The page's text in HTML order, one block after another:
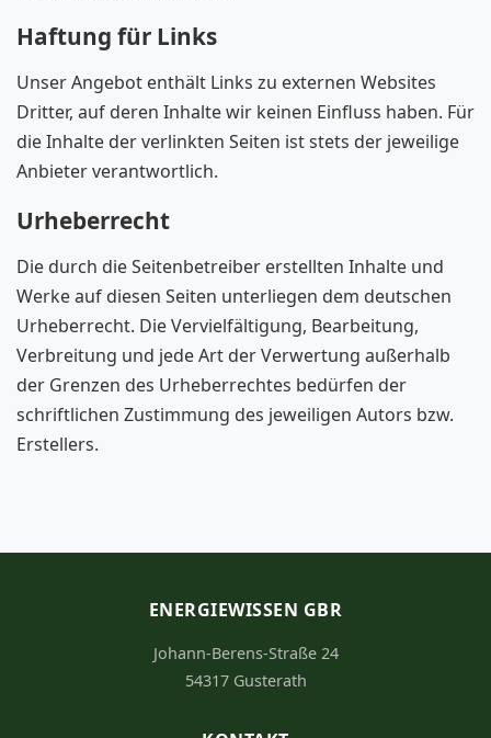
Haftung für Links
Unser Angebot enthält Links zu externen Websites
Dritter, auf deren Inhalte wir keinen Einfluss haben. Für
die Inhalte der verlinkten Seiten ist stets der jeweilige
Anbieter verantwortlich.
Urheberrecht
Die durch die Seitenbetreiber erstellten Inhalte und
Werke auf diesen Seiten unterliegen dem deutschen
Urheberrecht. Die Vervielfältigung, Bearbeitung,
Verbreitung und jede Art der Verwertung außerhalb
der Grenzen des Urheberrechtes bedürfen der
schriftlichen Zustimmung des jeweiligen Autors bzw.
Erstellers.
ENERGIEWISSEN GBR
Johann-Berens-Straße 24
54317 Gusterath